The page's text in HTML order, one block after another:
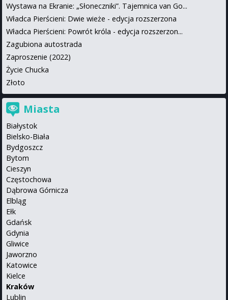
Wystawa na Ekranie: „Słoneczniki”. Tajemnica van Go...
Władca Pierścieni: Dwie wieże - edycja rozszerzona
Władca Pierścieni: Powrót króla - edycja rozszerzon...
Zagubiona autostrada
Zaproszenie (2022)
Życie Chucka
Złoto
Miasta
Białystok
Bielsko-Biała
Bydgoszcz
Bytom
Cieszyn
Częstochowa
Dąbrowa Górnicza
Elbląg
Ełk
Gdańsk
Gdynia
Gliwice
Jaworzno
Katowice
Kielce
Kraków
Lublin